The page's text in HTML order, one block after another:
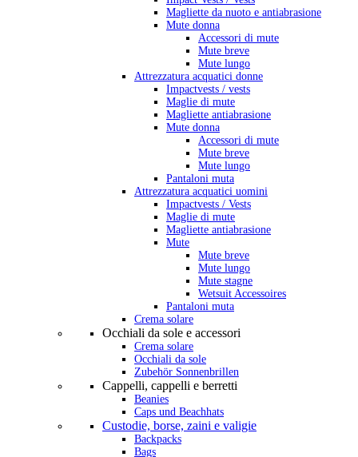
Magliette da nuoto e antiabrasione
Mute donna
Accessori di mute
Mute breve
Mute lungo
Attrezzatura acquatici donne
Impactvests / vests
Maglie di mute
Magliette antiabrasione
Mute donna
Accessori di mute
Mute breve
Mute lungo
Pantaloni muta
Attrezzatura acquatici uomini
Impactvests / Vests
Maglie di mute
Magliette antiabrasione
Mute
Mute breve
Mute lungo
Mute stagne
Wetsuit Accessoires
Pantaloni muta
Crema solare
Occhiali da sole e accessori
Crema solare
Occhiali da sole
Zubehör Sonnenbrillen
Cappelli, cappelli e berretti
Beanies
Caps und Beachhats
Custodie, borse, zaini e valigie
Backpacks
Bags